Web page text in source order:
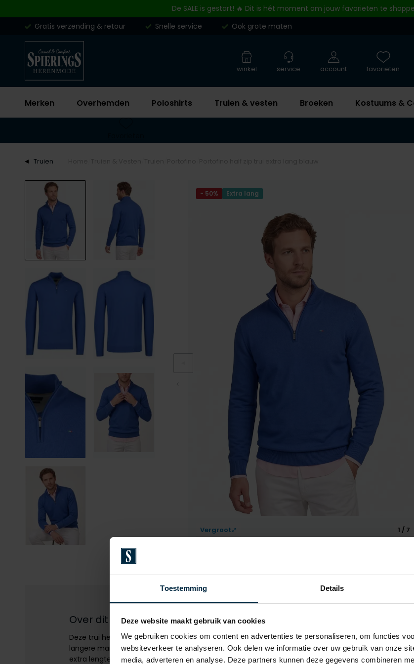
Toestemming Details
Deze website maakt gebruik van cookies
We gebruiken cookies om content en advertenties te personaliseren, om functies
websiteverkeer te analyseren. Ook delen we informatie over uw gebruik van onze
media, adverteren en analyse. Deze partners kunnen deze gegevens combineren
De SALE is gestart! 🔥 Dit is hét moment om jouw favorieten te
Gratis verzending & retour
Snelle service Ook grote maten
Merken Overhemden Poloshirts Truien & vesten Broeken Kostuums &
winkel service account favorieten
Truien
Vergroot 1 / 7
- 50% Extra lang
Over dit product
Deze trui heeft extra lange mouwen en is daarmee uitermate geschikt voor de
langere man. Naast de extra mouwlengte hebben ook de panden van de trui
extra lengte. Zo valt de trui netjes over de broekband heen.